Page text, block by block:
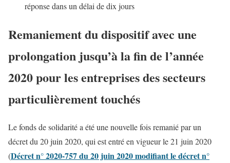
réponse dans un délai de dix jours
Remaniement du dispositif avec une
prolongation jusqu’à la fin de l’année
2020 pour les entreprises des secteurs
particulièrement touchés
Le fonds de solidarité a été une nouvelle fois remanié par un
décret du 20 juin 2020, qui est entré en vigueur le 21 juin 2020
(Décret n° 2020-757 du 20 juin 2020 modifiant le décret n°